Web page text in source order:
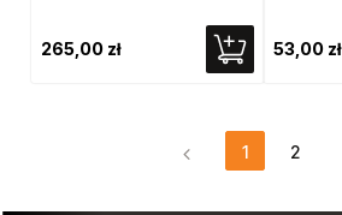
265,00 zł 53,00 zł
1 2